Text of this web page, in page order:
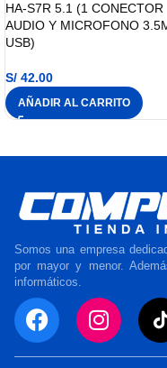
HA-S7R 5.1 (1 CONECTOR
AUDIO Y MICROFONO
USB)
S/ 42.00
AÑADIR AL CARRITO
Somos una empresa
por mayor y menor.
informáticos.